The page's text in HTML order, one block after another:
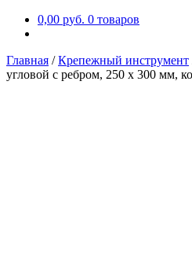
0,00 руб. 0 товаров
Главная /Крепежный инструмент
угловой с ребром, 250 х 300 мм,